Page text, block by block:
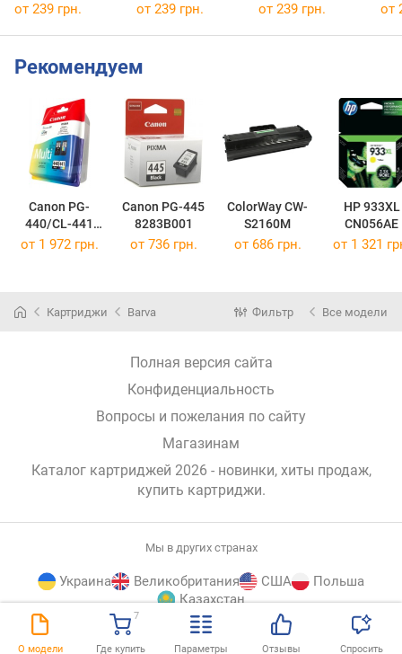
О модели Где купить
7
Параметры Отзывы Спросить
от 239 грн. от 239 грн. от 239 грн. от
Рекомендуем
Canon PG-
440/CL-441
MULTI
Canon PG-445
8283B001
ColorWay CW-
S2160M
HP 933XL
CN056AE
от 1 972 грн. от 736 грн. от 686 грн. от 1 321
Картриджи Barva Фильтр Все модели
Полная версия сайта
Конфиденциальность
Вопросы и пожелания по сайту
Магазинам
Каталог картриджей 2026 - новинки, хиты продаж,
купить картриджи.
Мы в других странах
Украина Великобритания США
Польша
Казахстан
© E-Katalog, 2026 НАВЕРХ